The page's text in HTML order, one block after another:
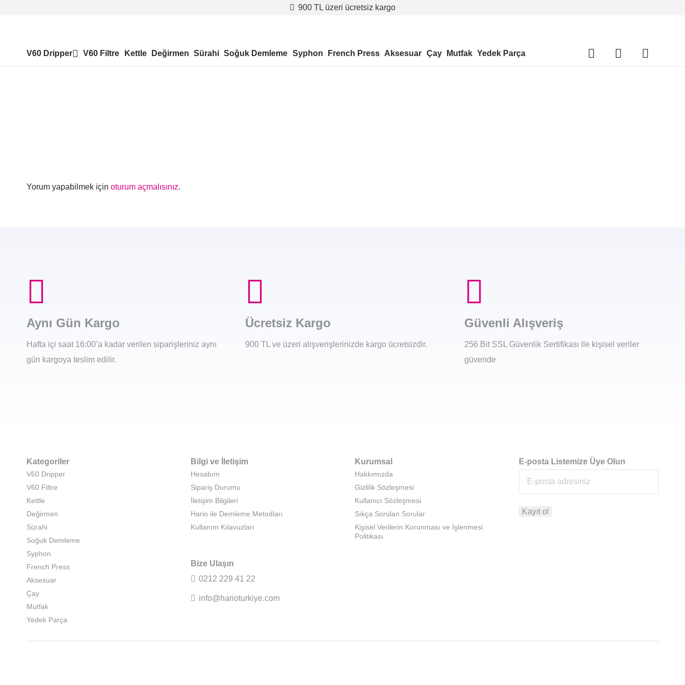
900 TL üzeri ücretsiz kargo
V60 Dripper V60 Filtre Kettle Değirmen Sürahi Soğuk Demleme Syphon French Press Aksesuar Çay Mutfak Yedek Parça
Yorum yapabilmek için oturum açmalısınız.
Aynı Gün Kargo
Hafta içi saat 16:00’a kadar verilen siparişleriniz aynı
gün kargoya teslim edilir.
Ücretsiz Kargo
900 TL ve üzeri alışverişlerinizde kargo ücretsizdir.
Güvenli Alışveriş
256 Bit SSL Güvenlik Sertifikası ile kişisel veriler
güvende
Kategoriler
V60 Dripper
V60 Filtre
Kettle
Değirmen
Sürahi
Soğuk Demleme
Syphon
French Press
Aksesuar
Çay
Mutfak
Yedek Parça
Bilgi ve İletişim
Hesabım
Sipariş Durumu
İletişim Bilgileri
Hario ile Demleme Metodları
Kullanım Kılavuzları
Bize Ulaşın
0212 229 41 22
info@harioturkiye.com
Kurumsal
Hakkımızda
Gizlilik Sözleşmesi
Kullanıcı Sözleşmesi
Sıkça Sorulan Sorular
Kişisel Verilerin Korunması ve İşlenmesi
Politikası
E-posta Listemize Üye Olun